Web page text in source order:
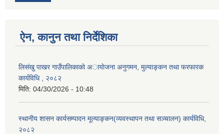
ऐन, कानुन तथा निर्देशिका
लिसंखु पाखर गाउँपालिकाकाे अायाेजना अनुगमन, मुल्याङ्कन तथा फरफारक
कार्यविधि , २०८२
मिति: 04/30/2026 - 10:48
स्थानीय शासन कार्यसम्पादन मूल्याङ्कन(व्यवस्थापन तथा सञ्चालन) कार्यविधि,
२०८२